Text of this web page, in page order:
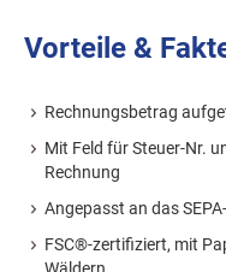
Vorteile &
Rechnungsbetrag
Mit Feld für Steuer-Nr.
Rechnung
Angepasst an das
FSC®-zertifiziert, mit
Wäldern